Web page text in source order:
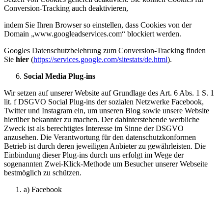
Conversion-Tracking auch deaktivieren,
indem Sie Ihren Browser so einstellen, dass Cookies von der
Domain „www.googleadservices.com“ blockiert werden.
Googles Datenschutzbelehrung zum Conversion-Tracking finden
Sie hier (https://services.google.com/sitestats/de.html).
Social Media Plug-ins
Wir setzen auf unserer Website auf Grundlage des Art. 6 Abs. 1 S. 1
lit. f DSGVO Social Plug-ins der sozialen Netzwerke Facebook,
Twitter und Instagram ein, um unseren Blog sowie unsere Website
hierüber bekannter zu machen. Der dahinterstehende werbliche
Zweck ist als berechtigtes Interesse im Sinne der DSGVO
anzusehen. Die Verantwortung für den datenschutzkonformen
Betrieb ist durch deren jeweiligen Anbieter zu gewährleisten. Die
Einbindung dieser Plug-ins durch uns erfolgt im Wege der
sogenannten Zwei-Klick-Methode um Besucher unserer Webseite
bestmöglich zu schützen.
a) Facebook